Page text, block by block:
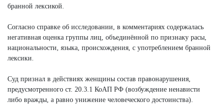
бранной лексикой.
Согласно справке об исследовании, в комментариях содержалась
негативная оценка группы лиц, объединённой по признаку расы,
национальности, языка, происхождения, с употреблением бранной
лексики.
Суд признал в действиях женщины состав правонарушения,
предусмотренного ст. 20.3.1 КоАП РФ (возбуждение ненависти
либо вражды, а равно унижение человеческого достоинства).